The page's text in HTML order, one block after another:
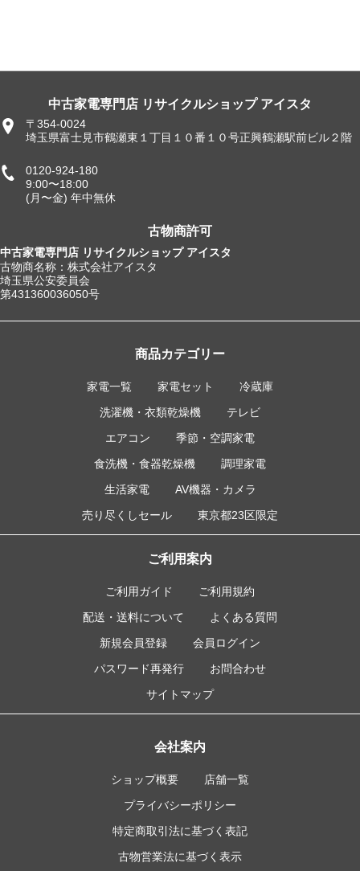
中古家電専門店 リサイクルショップ アイスタ
〒354-0024
埼玉県富士見市鶴瀬東１丁目１０番１０号正興鶴瀬駅前ビル２階
0120-924-180
9:00〜18:00
(月〜金) 年中無休
古物商許可
中古家電専門店 リサイクルショップ アイスタ
古物商名称：株式会社アイスタ
埼玉県公安委員会
第431360036050号
商品カテゴリー
家電一覧 家電セット
冷蔵庫
洗濯機・衣類乾燥機
テレビ
エアコン
季節・空調家電
食洗機・食器乾燥機
調理家電
生活家電
AV機器・カメラ
売り尽くしセール
東京都23区限定
ご利用案内
ご利用ガイド
ご利用規約
配送・送料について
よくある質問
新規会員登録
会員ログイン
パスワード再発行
お問合わせ
サイトマップ
会社案内
ショップ概要
店舗一覧
プライバシーポリシー
特定商取引法に基づく表記
古物営業法に基づく表示